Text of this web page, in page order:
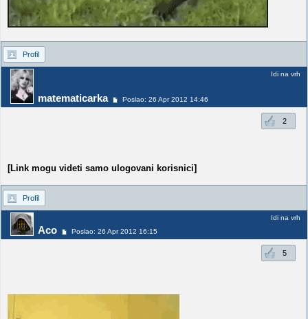
Profil
matematicarka Poslao: 26 Apr 2012 14:46
Idi na vrh
2
[Link mogu videti samo ulogovani korisnici]
Profil
Aco Poslao: 26 Apr 2012 16:15
Idi na vrh
5